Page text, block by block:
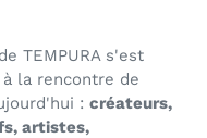
TEMPURA s'est
à la rencontre de
: créateurs,
artistes,